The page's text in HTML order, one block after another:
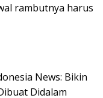
rambutnya harus
News: Bikin
Didalam